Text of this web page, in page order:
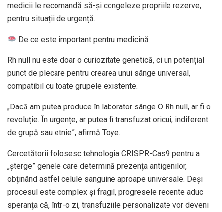
medicii le recomandă să-și congeleze propriile rezerve,
pentru situații de urgență.
De ce este important pentru medicină
Rh null nu este doar o curiozitate genetică, ci un potențial
punct de plecare pentru crearea unui sânge universal,
compatibil cu toate grupele existente.
„Dacă am putea produce în laborator sânge O Rh null, ar fi o
revoluție. În urgențe, ar putea fi transfuzat oricui, indiferent
de grupă sau etnie”, afirmă Toye.
Cercetătorii folosesc tehnologia CRISPR-Cas9 pentru a
„șterge” genele care determină prezența antigenilor,
obținând astfel celule sanguine aproape universale. Deși
procesul este complex și fragil, progresele recente aduc
speranța că, într-o zi, transfuziile personalizate vor deveni